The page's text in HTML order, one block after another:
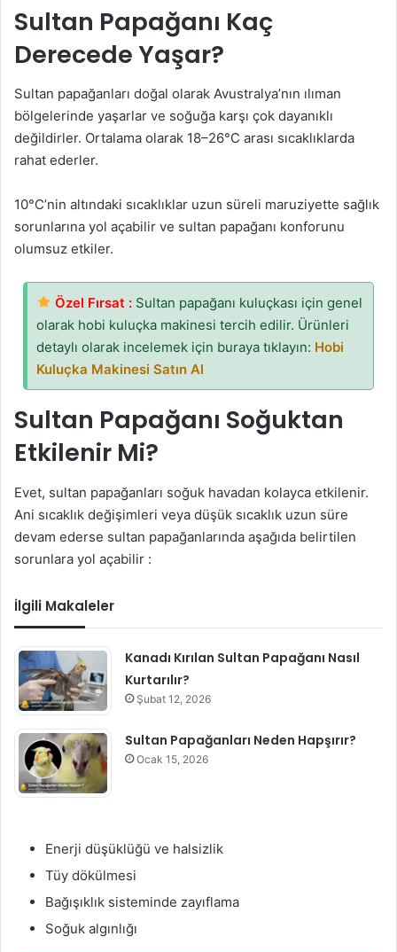
Sultan Papağanı Kaç
Derecede Yaşar?
Sultan papağanları doğal olarak Avustralya’nın ılıman
bölgelerinde yaşarlar ve soğuğa karşı çok dayanıklı
değildirler. Ortalama olarak 18–26°C arası sıcaklıklarda
rahat ederler.
10°C’nin altındaki sıcaklıklar uzun süreli maruziyette sağlık
sorunlarına yol açabilir ve sultan papağanı konforunu
olumsuz etkiler.
Özel Fırsat : Sultan papağanı kuluçkası için genel
olarak hobi kuluçka makinesi tercih edilir. Ürünleri
detaylı olarak incelemek için buraya tıklayın: Hobi
Kuluçka Makinesi Satın Al
Sultan Papağanı Soğuktan
Etkilenir Mi?
Evet, sultan papağanları soğuk havadan kolayca etkilenir.
Ani sıcaklık değişimleri veya düşük sıcaklık uzun süre
devam ederse sultan papağanlarında aşağıda belirtilen
sorunlara yol açabilir :
İlgili Makaleler
Kanadı Kırılan Sultan Papağanı Nasıl
Kurtarılır?
Şubat 12, 2026
Sultan Papağanları Neden Hapşırır?
Ocak 15, 2026
Enerji düşüklüğü ve halsizlik
Tüy dökülmesi
Bağışıklık sisteminde zayıflama
Soğuk algınlığı